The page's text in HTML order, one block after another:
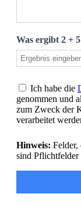
Was ergibt 2 +
Ich habe die
genommen und
zum Zweck der
verarbeitet
Hinweis: Felder,
sind Pflichtfelder